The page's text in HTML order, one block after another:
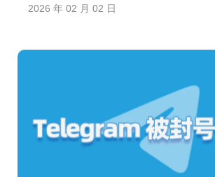
2026 年 02 月 02 日